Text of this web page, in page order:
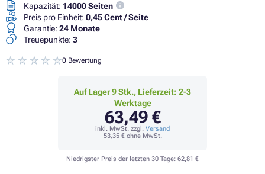
Kapazität: 14000 Seiten
Preis pro Einheit: 0,45 Cent / Seite
Garantie: 24 Monate
Treuepunkte: 3
0 Bewertung
Auf Lager 9 Stk., Lieferzeit: 2-3
Werktage
63,49 €
inkl. MwSt. zzgl. Versand
53,35 €ohne MwSt.
Niedrigster Preis der letzten 30 Tage: 62,81 €